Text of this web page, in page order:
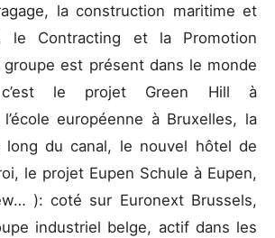
la construction maritime et
le Contracting et la Promotion
groupe est présent dans le monde
le projet Green Hill à
l’école européenne à Bruxelles, la
du canal, le nouvel hôtel de
le projet Eupen Schule à Eupen,
): coté sur Euronext Brussels,
industriel belge, actif dans les